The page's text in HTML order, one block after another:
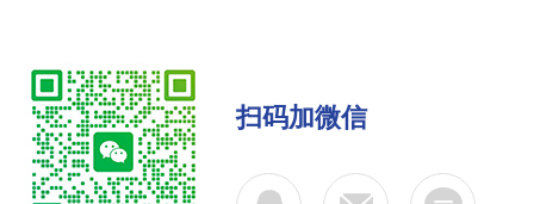
扫码加微信